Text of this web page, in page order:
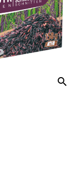
search